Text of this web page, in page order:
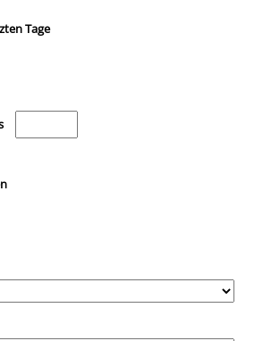
Tage
nach dem Jahr veröffentlicht wurden